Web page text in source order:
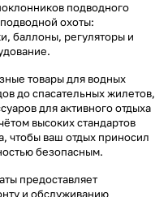
подводного
охоты:
баллоны, регуляторы и
товары для водных
до спасательных жилетов,
для активного отдыха
высоких стандартов
чтобы ваш отдых приносил
безопасным.
предоставляет
и обслуживанию